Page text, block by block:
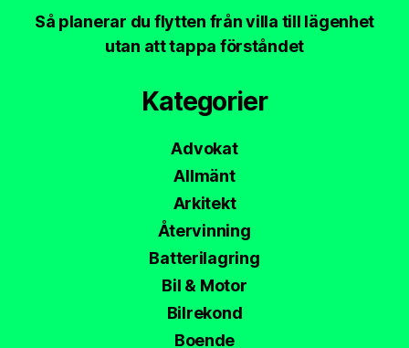
Så planerar du flytten från villa till lägenhet
utan att tappa förståndet
Kategorier
Advokat
Allmänt
Arkitekt
Återvinning
Batterilagring
Bil & Motor
Bilrekond
Boende